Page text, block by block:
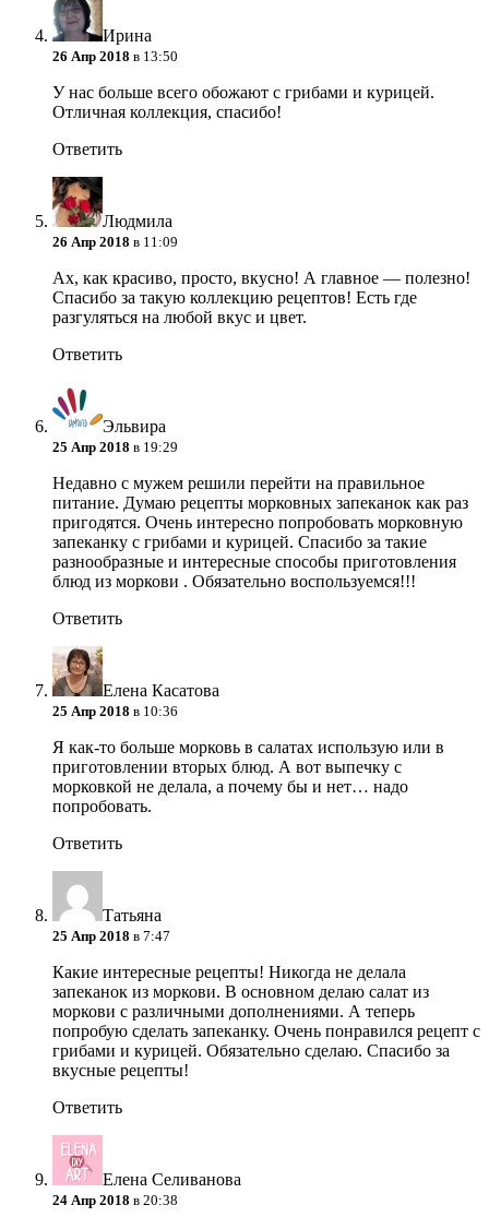
Ирина
26 Апр 2018 в 13:50
У нас больше всего обожают с грибами и курицей.
Отличная коллекция, спасибо!
Ответить
Людмила
26 Апр 2018 в 11:09
Ах, как красиво, просто, вкусно! А главное — полезно!
Спасибо за такую коллекцию рецептов! Есть где
разгуляться на любой вкус и цвет.
Ответить
Эльвира
25 Апр 2018 в 19:29
Недавно с мужем решили перейти на правильное
питание. Думаю рецепты морковных запеканок как раз
пригодятся. Очень интересно попробовать морковную
запеканку с грибами и курицей. Спасибо за такие
разнообразные и интересные способы приготовления
блюд из моркови . Обязательно воспользуемся!!!
Ответить
Елена Касатова
25 Апр 2018 в 10:36
Я как-то больше морковь в салатах использую или в
приготовлении вторых блюд. А вот выпечку с
морковкой не делала, а почему бы и нет… надо
попробовать.
Ответить
Татьяна
25 Апр 2018 в 7:47
Какие интересные рецепты! Никогда не делала
запеканок из моркови. В основном делаю салат из
моркови с различными дополнениями. А теперь
попробую сделать запеканку. Очень понравился рецепт с
грибами и курицей. Обязательно сделаю. Спасибо за
вкусные рецепты!
Ответить
Елена Селиванова
24 Апр 2018 в 20:38